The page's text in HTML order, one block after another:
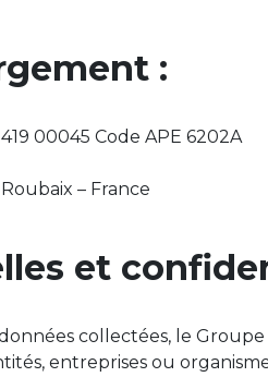
:
00045 Code APE 6202A
– France
et
collectées, le
entreprises ou